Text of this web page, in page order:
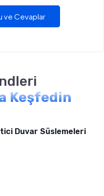
ve Cevaplar
Keşfedin
Duvar Süslemeleri